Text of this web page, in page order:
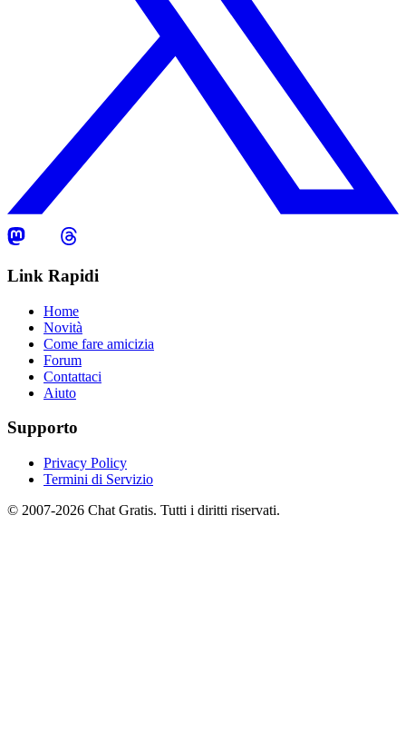
Link Rapidi
Home
Novità
Come fare amicizia
Forum
Contattaci
Aiuto
Supporto
Privacy Policy
Termini di Servizio
© 2007-2026 Chat Gratis. Tutti i diritti riservati.